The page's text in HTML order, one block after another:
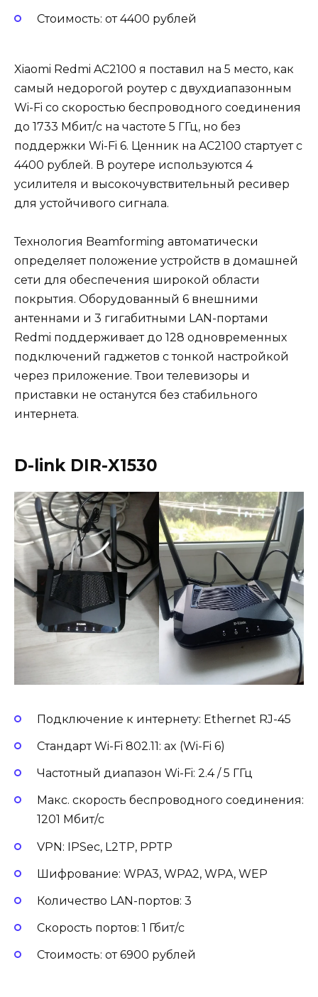
Стоимость: от 4400 рублей
Xiaomi Redmi AC2100 я поставил на 5 место, как
самый недорогой роутер с двухдиапазонным
Wi-Fi со скоростью беспроводного соединения
до 1733 Мбит/с на частоте 5 ГГц, но без
поддержки Wi-Fi 6. Ценник на AC2100 стартует с
4400 рублей. В роутере используются 4
усилителя и высокочувствительный ресивер
для устойчивого сигнала.
Технология Beamforming автоматически
определяет положение устройств в домашней
сети для обеспечения широкой области
покрытия. Оборудованный 6 внешними
антеннами и 3 гигабитными LAN-портами
Redmi поддерживает до 128 одновременных
подключений гаджетов с тонкой настройкой
через приложение. Твои телевизоры и
приставки не останутся без стабильного
интернета.
D-link DIR-X1530
Подключение к интернету: Ethernet RJ-45
Стандарт Wi-Fi 802.11: ax (Wi-Fi 6)
Частотный диапазон Wi-Fi: 2.4 / 5 ГГц
Макс. скорость беспроводного соединения:
1201 Мбит/с
VPN: IPSec, L2TP, PPTP
Шифрование: WPA3, WPA2, WPA, WEP
Количество LAN-портов: 3
Скорость портов: 1 Гбит/с
Стоимость: от 6900 рублей